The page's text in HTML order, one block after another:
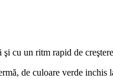
cu un ritm rapid de
de culoare verde inchis